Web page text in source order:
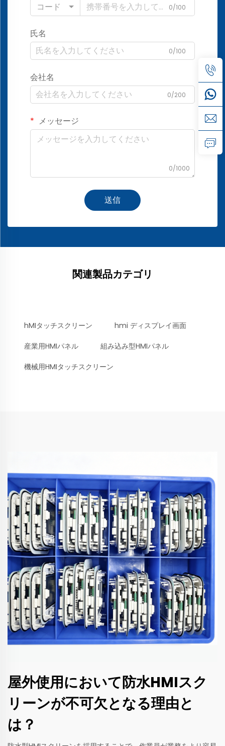
コード
0/100
氏名
0/100
会社名
0/200
メッセージ
0/1000
送信
関連製品カテゴリ
hMIタッチスクリーン hmi ディスプレイ画面
産業用HMIパネル 組み込み型HMIパネル
機械用HMIタッチスクリーン
屋外使用において防水HMIスク
リーンが不可欠となる理由と
は？